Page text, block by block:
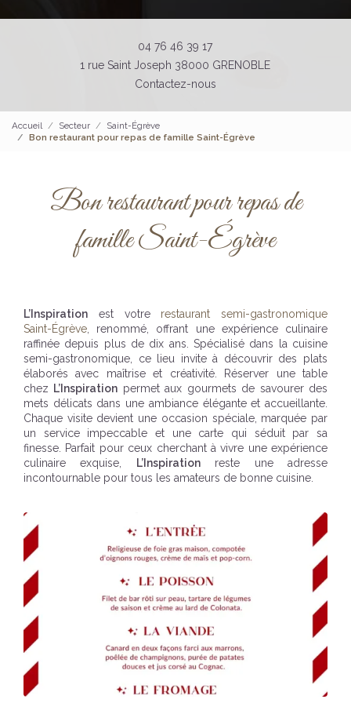
04 76 46 39 17
1 rue Saint Joseph 38000 GRENOBLE
Contactez-nous
Accueil Secteur
Saint-Égrève
Bon restaurant pour repas de famille Saint-Égrève
Bon restaurant pour repas de
famille Saint-Égrève
L’Inspiration est votre restaurant semi-gastronomique
Saint-Égrève , renommé, offrant une expérience culinaire
raffinée depuis plus de dix ans. Spécialisé dans la cuisine
semi-gastronomique, ce lieu invite à découvrir des plats
élaborés avec maîtrise et créativité. Réserver une table
chez L’Inspiration permet aux gourmets de savourer des
mets délicats dans une ambiance élégante et accueillante.
Chaque visite devient une occasion spéciale, marquée par
un service impeccable et une carte qui séduit par sa
finesse. Parfait pour ceux cherchant à vivre une expérience
culinaire exquise,
L’Inspirationreste une adresse
incontournable pour tous les amateurs de bonne cuisine.